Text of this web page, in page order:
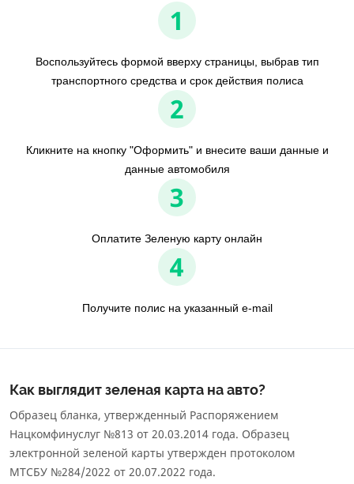
1
Воспользуйтесь формой вверху страницы, выбрав тип
транспортного средства и срок действия полиса
2
Кликните на кнопку "Оформить" и внесите ваши данные и
данные автомобиля
3
Оплатите Зеленую карту онлайн
4
Получите полис на указанный e-mail
Как выглядит зеленая карта на авто?
Образец бланка, утвержденный Распоряжением
Нацкомфинуслуг №813 от 20.03.2014 года. Образец
электронной зеленой карты утвержден протоколом
МТСБУ №284/2022 от 20.07.2022 года.